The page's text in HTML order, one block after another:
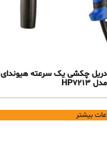
دریل چکشی یک سرعته هیوندای
مدل HP7213
بیشتر